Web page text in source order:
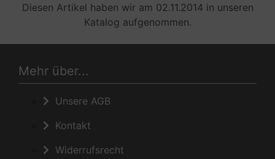
Diesen Artikel haben wir am 02.11.2014 in unseren
Katalog aufgenommen.
Mehr über...
Unsere AGB
Kontakt
Widerrufsrecht